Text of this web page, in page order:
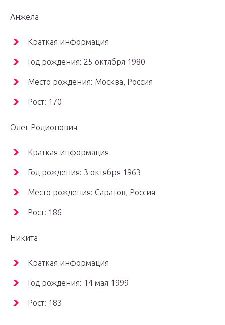
Анжела
Краткая информация
Год рождения: 25 октября 1980
Место рождения: Москва, Россия
Рост: 170
Олег Родионович
Краткая информация
Год рождения: 3 октября 1963
Место рождения: Саратов, Россия
Рост: 186
Никита
Краткая информация
Год рождения: 14 мая 1999
Рост: 183